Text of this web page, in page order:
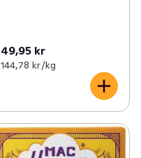
49,95 kr
144,78 kr /kg